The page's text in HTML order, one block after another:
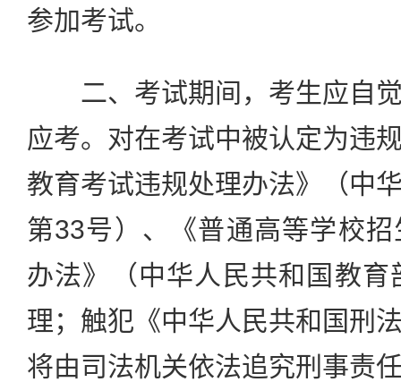
参加考试。
二、考试期间，考生应自觉
应考。对在考试中被认定为违
教育考试违规处理办法》（中
第33号）、《普通高等学校
办法》（中华人民共和国教
理；触犯《中华人民共和国刑
将由司法机关依法追究刑事责